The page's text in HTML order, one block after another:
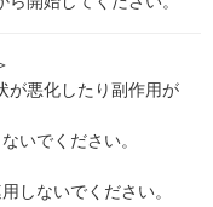
が悪化したり副作用が
いでください。
しないでください。